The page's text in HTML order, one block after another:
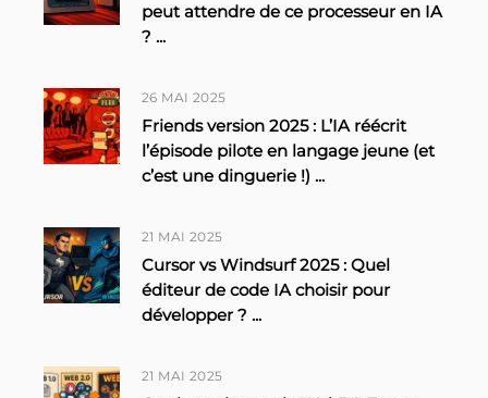
peut attendre de ce processeur en IA
? ...
26 MAI 2025
Friends version 2025 : L’IA réécrit
l’épisode pilote en langage jeune (et
c’est une dinguerie !) ...
21 MAI 2025
Cursor vs Windsurf 2025 : Quel
éditeur de code IA choisir pour
développer ? ...
21 MAI 2025